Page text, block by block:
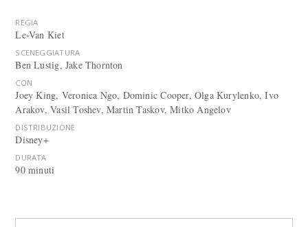
REGIA
Le-Van Kiet
SCENEGGIATURA
Ben Lustig, Jake Thornton
CON
Joey King, Veronica Ngo, Dominic Cooper, Olga Kurylenko, Ivo
Arakov, Vasil Toshev, Martin Taskov, Mitko Angelov
DISTRIBUZIONE
Disney+
DURATA
90 minuti